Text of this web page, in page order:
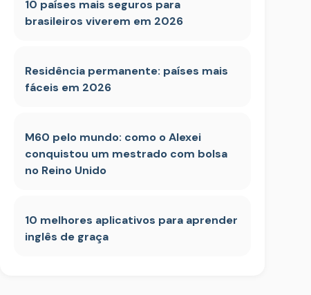
10 países mais seguros para
brasileiros viverem em 2026
Residência permanente: países mais
fáceis em 2026
M60 pelo mundo: como o Alexei
conquistou um mestrado com bolsa
no Reino Unido
10 melhores aplicativos para aprender
inglês de graça